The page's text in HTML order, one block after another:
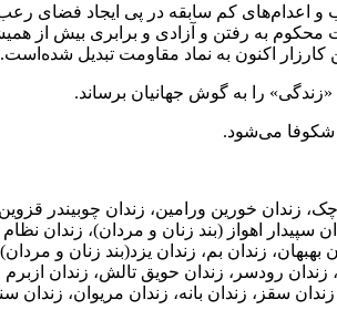
و اعدام‌های کم سابقه در پی ایجاد فضای
محکوم به رفتن و آزادی و برابری بیش از
کارزار اکنون به نماد مقاومت تبدیل شده‌است.
را به گوش جهانیان برساند.
شکوفا می‌شود.
تهران بزرگ، زندان قرچک، زندان خورین ورامین، زندان
سپیدار اهواز (بند زنان و مردان)، زندان
زندان بم، زندان یزد(بند زنان و
رودسر، زندان حویق تالش، زندان ازبرم
سقز، زندان بانه، زندان مریوان، زندان